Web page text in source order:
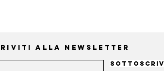
alla newsletter